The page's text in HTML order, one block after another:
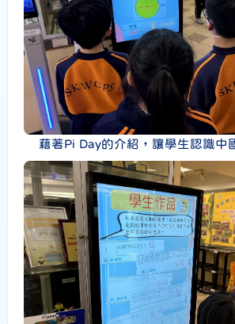
藉著Pi Day的介紹，讓學生認識中